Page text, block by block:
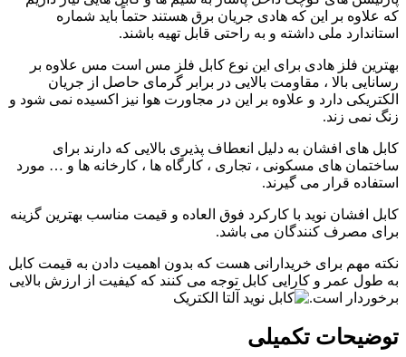
که علاوه بر این که هادی جریان برق هستند حتماً باید شماره
استاندارد ملی داشته و به راحتی قابل تهیه باشند.
بهترین فلز هادی برای این نوع کابل فلز مس است مس علاوه بر
رسانایی بالا ، مقاومت بالایی در برابر گرمای حاصل از جریان
الکتریکی دارد و علاوه بر این در مجاورت هوا نیز اکسیده نمی شود و
زنگ نمی زند.
کابل های افشان به دلیل انعطاف پذیری بالایی که دارند برای
ساختمان های مسکونی ، تجاری ، کارگاه ها ، کارخانه ها و … مورد
استفاده قرار می گیرند.
کابل افشان نوید با کارکرد فوق العاده و قیمت مناسب بهترین گزینه
برای مصرف کنندگان می باشد.
نکته مهم برای خریدارانی هست که بدون اهمیت دادن به قیمت کابل
به طول عمر و کارایی کابل توجه می کنند که کیفیت از ارزش بالایی
برخوردار است.
توضیحات تکمیلی